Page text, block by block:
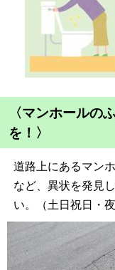
〈マンホールの
を！〉
道路上にあるマン
など、異状を発見
い。（土日祝日・夜